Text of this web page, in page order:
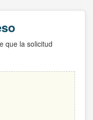
que la solicitud